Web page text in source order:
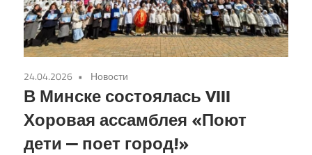
24.04.2026 Новости
В Минске состоялась VIII
Хоровая ассамблея «Поют
дети — поет город!»